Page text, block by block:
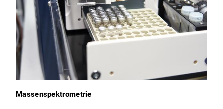
Massenspektrometrie